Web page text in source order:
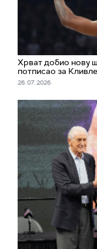
Хрват добио нову
потписао за
26. 07. 2026.